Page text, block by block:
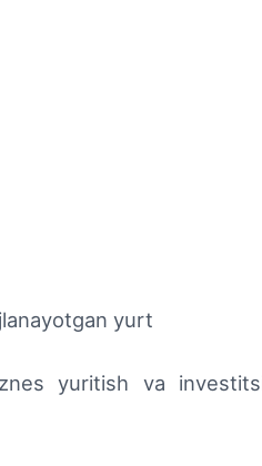
yurt
yuritish va